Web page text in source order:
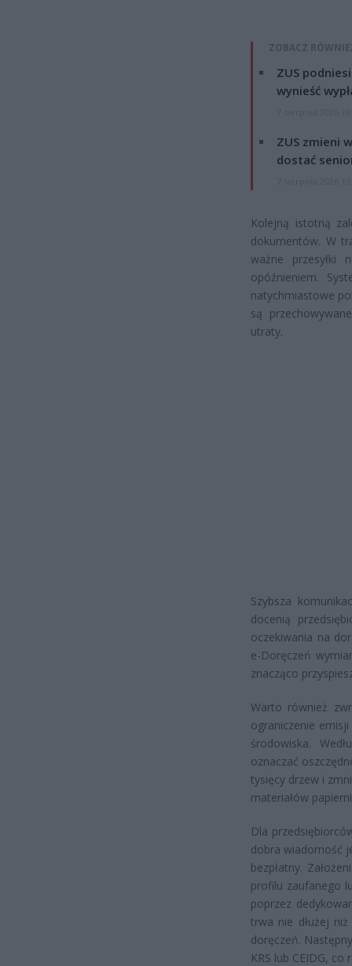
ZOBACZ
ZUS
wynieść
ZUS zmieni
dostać
Kolejną istotną
dokumentów. W
ważne przesyłki
opóźnieniem.
natychmiastowe
są
utraty.
Szybsza
docenią
oczekiwania na
e-Doręczeń
znacząco
Warto również
ograniczenie
środowiska.
oznaczać
tysięcy drzew i
materiałów
Dla
dobra wiadomość
bezpłatny.
profilu zaufanego
poprzez
trwa nie dłużej
doręczeń.
KRS lub CEIDG,